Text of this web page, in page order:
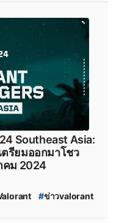
foxz_valorant
foxz
mith_valorant
valorant_surf
#bleed_esports
Southeast Asia:
ตรียมออกมาโชว
คม 2024
#ข่าวvalorant